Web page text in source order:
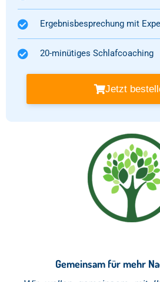
Ergebnisbesprechung mit
20-minütiges Schlafcoaching
Jetzt
Gemeinsam für mehr